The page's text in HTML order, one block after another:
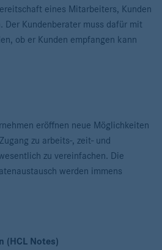
eines Mitarbeiters, Kunden
Der Kundenberater muss dafür mit
ob er Kunden empfangen kann
eröffnen neue Möglichkeiten
zu arbeits-, zeit- und
zu vereinfachen. Die
werden immens
(HCL Notes)